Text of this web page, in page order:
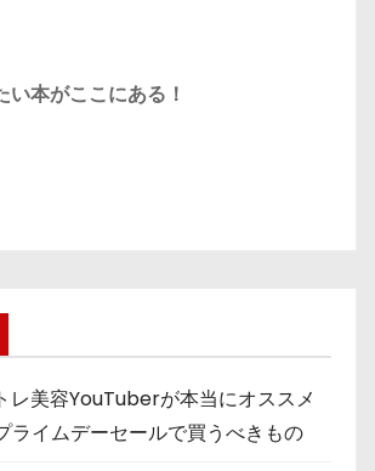
い本がここにある！
レ美容YouTuberが本当にオススメ
イムデーセールで買うべきもの